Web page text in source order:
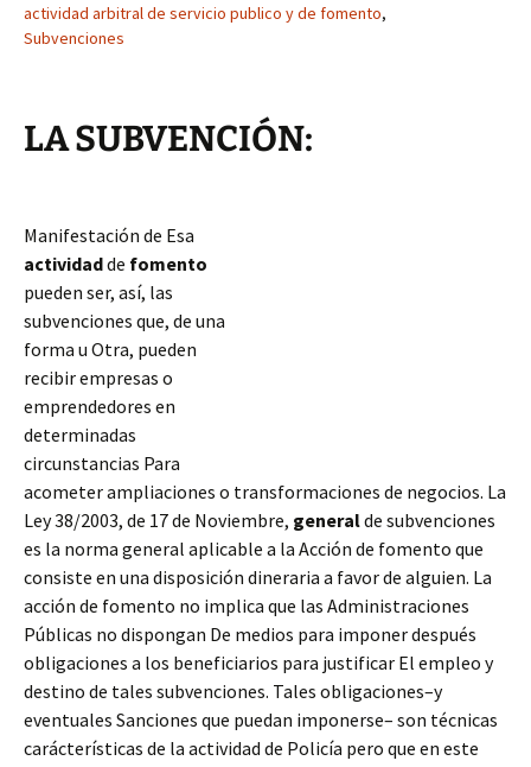
actividad arbitral de servicio publico y de fomento,
Subvenciones
LA SUBVENCIÓN:
Manifestación de Esa
actividadde fomento
pueden ser, así, las
subvenciones que, de una
forma u Otra, pueden
recibir empresas o
emprendedores en
determinadas
circunstancias Para
acometer ampliaciones o transformaciones de negocios. La
Ley 38/2003, de 17 de Noviembre, generalde subvenciones
es la norma general aplicable a la Acción de fomento que
consiste en una disposición dineraria a favor de alguien. La
acción de fomento no implica que las Administraciones
Públicas no dispongan De medios para imponer después
obligaciones a los beneficiarios para justificar El empleo y
destino de tales subvenciones. Tales obligaciones–y
eventuales Sanciones que puedan imponerse– son técnicas
carácterísticas de la actividad de Policía pero que en este